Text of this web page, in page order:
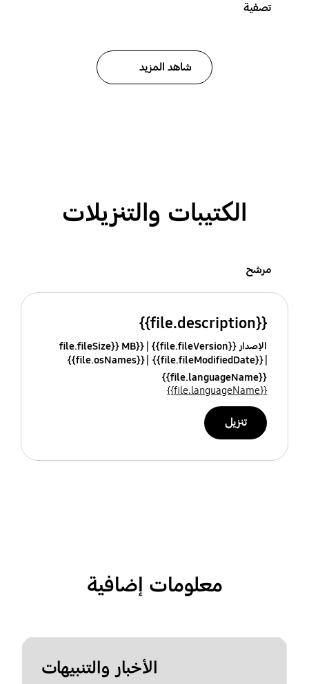
تصفية
شاهد المزيد
الكتيبات والتنزيلات
مرشح
{{file.description}}
الإصدار {{file.fileVersion}}
{{file.fileSize}} MB
{{file.fileModifiedDate}}
{{file.osNames}}
{{file.languageName}}
{{file.languageName}}
تنزيل
معلومات إضافية
الأخبار والتنبيهات